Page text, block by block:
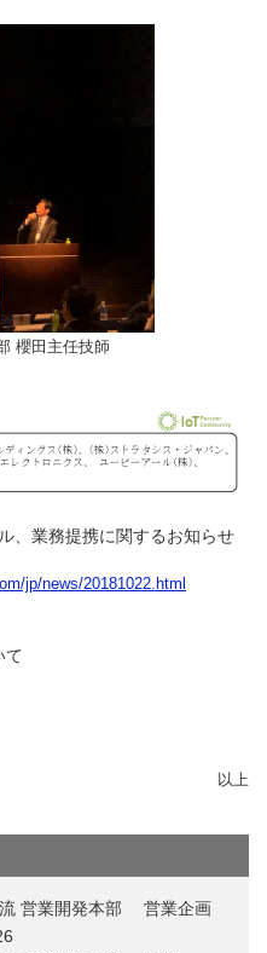
櫻田主任技師
、業務提携に関するお知らせ
jp/news/20181022.html
て
以上
営業開発本部 営業企画